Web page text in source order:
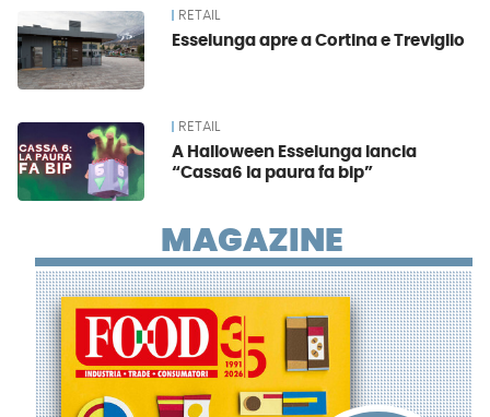
RETAIL
Esselunga apre a Cortina e Treviglio
RETAIL
A Halloween Esselunga lancia
“Cassa6 la paura fa bip”
MAGAZINE